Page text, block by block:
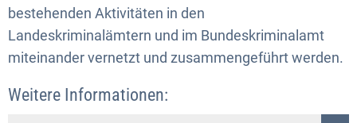
bestehenden Aktivitäten in den
Landeskriminalämtern und im Bundeskriminalamt
miteinander vernetzt und zusammengeführt werden.
Weitere Informationen: